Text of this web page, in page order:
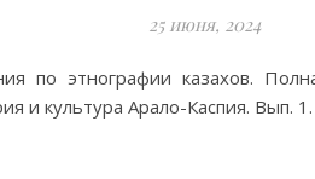
25 июня, 2024
по этнографии казахов.
и культура Арало-Каспия. Вып.